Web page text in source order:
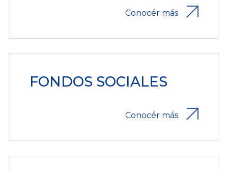
Conocér más
FONDOS SOCIALES
Conocér más